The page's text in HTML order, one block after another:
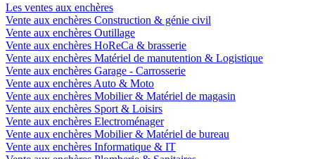
Les ventes aux enchères
Vente aux enchères Construction & génie civil
Vente aux enchères Outillage
Vente aux enchères HoReCa & brasserie
Vente aux enchères Matériel de manutention & Logistique
Vente aux enchères Garage - Carrosserie
Vente aux enchères Auto & Moto
Vente aux enchères Mobilier & Matériel de magasin
Vente aux enchères Sport & Loisirs
Vente aux enchères Electroménager
Vente aux enchères Mobilier & Matériel de bureau
Vente aux enchères Informatique & IT